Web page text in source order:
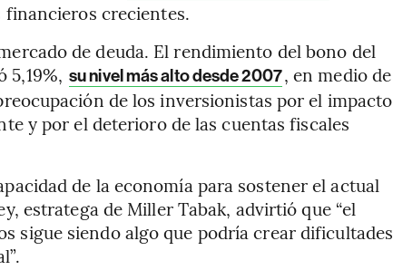
crecientes.
de deuda. El rendimiento del bono del
5,19%, su nivel más alto desde 2007, en medio de
de los inversionistas por el impacto
y por el deterioro de las cuentas fiscales
de la economía para sostener el actual
estratega de Miller Tabak, advirtió que “el
sigue siendo algo que podría crear dificultades